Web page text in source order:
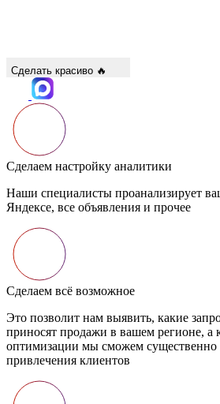
Сделать красиво 🔥
Сделаем настройку аналитики
Наши специалисты проанализирует
Яндексе, все объявления и прочее
Сделаем всё возможное
Это позволит нам выявить, какие
приносят продажи в вашем регионе, а
оптимизации мы сможем существенно
привлечения клиентов